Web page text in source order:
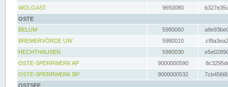
WOLGAST
9650080
OSTE
BELUM
5980060
BREMERVÖRDE UW
5980010
HECHTHAUSEN
5980030
OSTE-SPERRWERK AP
9000000590
OSTE-SPERRWERK BP
9000000532
OSTSEE